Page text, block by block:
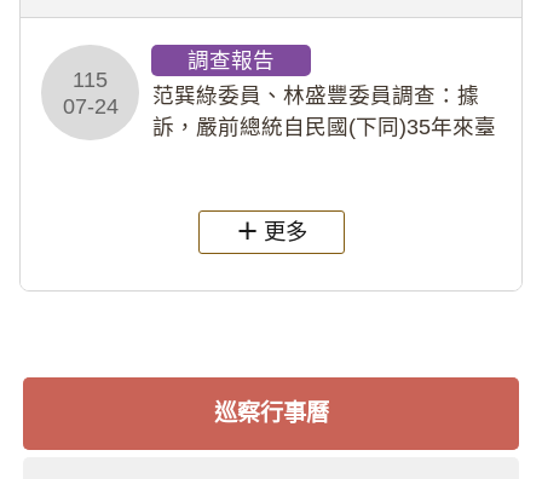
術倫理等情案調查報告。(115教調
31)
115
07-24
調查報告
范巽綠委員、林盛豐委員調查：據
訴，嚴前總統自民國(下同)35年來臺
過世後，總統府於89年間函請其家屬
繼續留住
更多
巡察行事曆